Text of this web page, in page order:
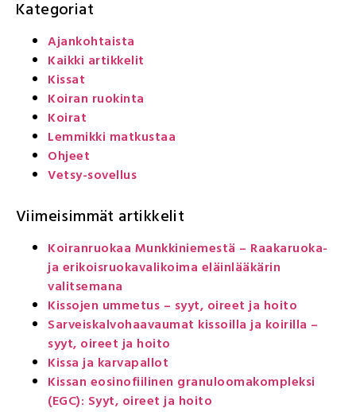
Kategoriat
Ajankohtaista
Kaikki artikkelit
Kissat
Koiran ruokinta
Koirat
Lemmikki matkustaa
Ohjeet
Vetsy-sovellus
Viimeisimmät artikkelit
Koiranruokaa Munkkiniemestä – Raakaruoka-
ja erikoisruokavalikoima eläinlääkärin
valitsemana
Kissojen ummetus – syyt, oireet ja hoito
Sarveiskalvohaavaumat kissoilla ja koirilla –
syyt, oireet ja hoito
Kissa ja karvapallot
Kissan eosinofiilinen granuloomakompleksi
(EGC): Syyt, oireet ja hoito